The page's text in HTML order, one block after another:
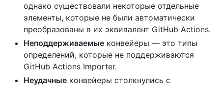
однако существовали некоторые отдельные
элементы, которые не были автоматически
преобразованы в их эквивалент GitHub Actions.
Неподдерживаемые конвейеры — это типы
определений, которые не поддерживаются
GitHub Actions Importer.
Неудачные конвейеры столкнулись с